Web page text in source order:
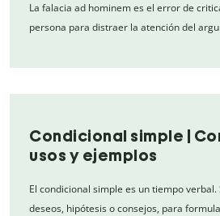
La falacia ad hominem es el error de
persona para distraer la atención del
Condicional simple |
usos y ejemplos
El condicional simple es un tiempo
deseos, hipótesis o consejos, para